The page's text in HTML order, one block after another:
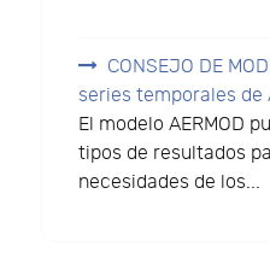
CONSEJO DE
series temporales de
El modelo AERMOD
tipos de resultados
necesidades de los...